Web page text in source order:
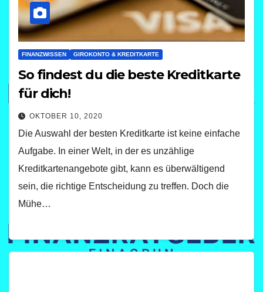
FINANZWISSEN GIROKONTO & KREDITKARTE
So findest du die beste Kreditkarte
für dich!
OKTOBER 10, 2020
Die Auswahl der besten Kreditkarte ist keine einfache
Aufgabe. In einer Welt, in der es unzählige
Kreditkartenangebote gibt, kann es überwältigend
sein, die richtige Entscheidung zu treffen. Doch die
Mühe…